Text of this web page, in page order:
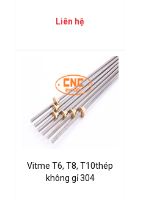
Liên hệ
Vitme T6, T8, T10thép
không gỉ 304